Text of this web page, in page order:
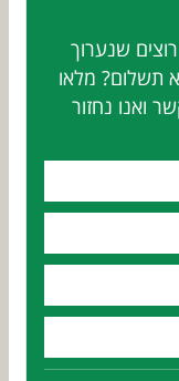
שנערוך
תשלום? מלאו
ואנו נחזור